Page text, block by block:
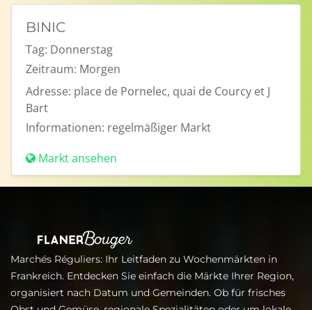
BINIC
Tag: Donnerstag
Zeitraum: Morgen
Adresse: place de Pornelec, quai de Courcy et J
Bart
Informationen: regelmäßiger Markt
Markt ansehen
Marchés Réguliers: Ihr Leitfaden zu Wochenmärkten in
Frankreich. Entdecken Sie einfach die Märkte Ihrer Region,
organisiert nach Datum und Gemeinden. Ob für frisches